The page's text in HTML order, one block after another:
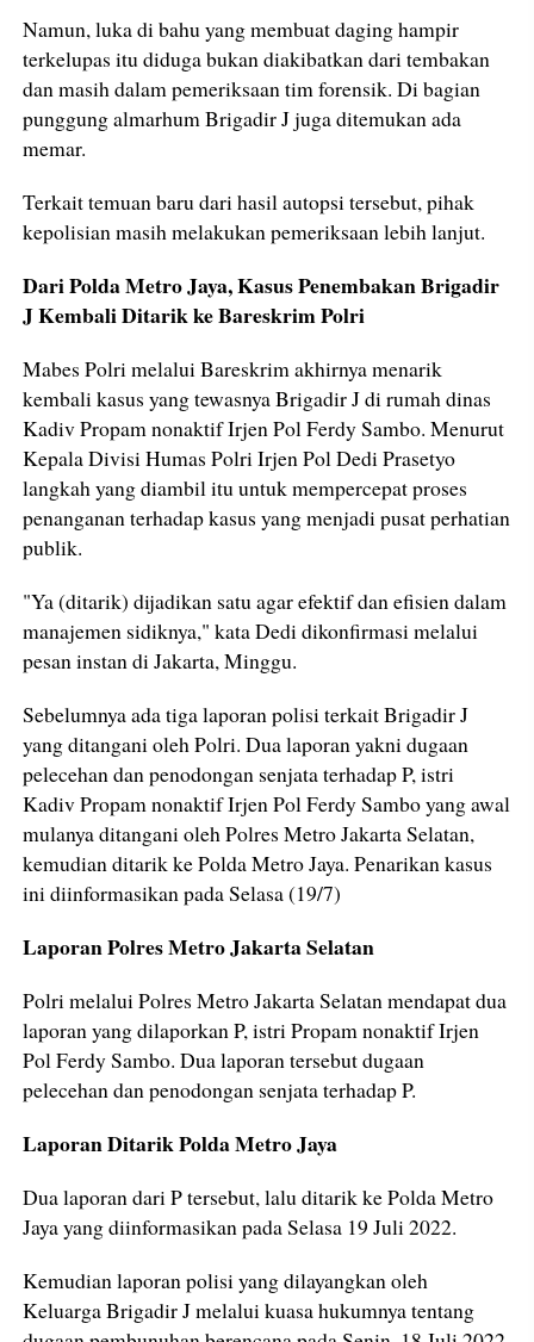
Namun, luka di bahu yang membuat daging hampir
terkelupas itu diduga bukan diakibatkan dari tembakan
dan masih dalam pemeriksaan tim forensik. Di bagian
punggung almarhum Brigadir J juga ditemukan ada
memar.
Terkait temuan baru dari hasil autopsi tersebut, pihak
kepolisian masih melakukan pemeriksaan lebih lanjut.
Dari Polda Metro Jaya, Kasus Penembakan Brigadir
J Kembali Ditarik ke Bareskrim Polri
Mabes Polri melalui Bareskrim akhirnya menarik
kembali kasus yang tewasnya Brigadir J di rumah dinas
Kadiv Propam nonaktif Irjen Pol Ferdy Sambo. Menurut
Kepala Divisi Humas Polri Irjen Pol Dedi Prasetyo
langkah yang diambil itu untuk mempercepat proses
penanganan terhadap kasus yang menjadi pusat perhatian
publik.
"Ya (ditarik) dijadikan satu agar efektif dan efisien dalam
manajemen sidiknya," kata Dedi dikonfirmasi melalui
pesan instan di Jakarta, Minggu.
Sebelumnya ada tiga laporan polisi terkait Brigadir J
yang ditangani oleh Polri. Dua laporan yakni dugaan
pelecehan dan penodongan senjata terhadap P, istri
Kadiv Propam nonaktif Irjen Pol Ferdy Sambo yang awal
mulanya ditangani oleh Polres Metro Jakarta Selatan,
kemudian ditarik ke Polda Metro Jaya. Penarikan kasus
ini diinformasikan pada Selasa (19/7)
Laporan Polres Metro Jakarta Selatan
Polri melalui Polres Metro Jakarta Selatan mendapat dua
laporan yang dilaporkan P, istri Propam nonaktif Irjen
Pol Ferdy Sambo. Dua laporan tersebut dugaan
pelecehan dan penodongan senjata terhadap P.
Laporan Ditarik Polda Metro Jaya
Dua laporan dari P tersebut, lalu ditarik ke Polda Metro
Jaya yang diinformasikan pada Selasa 19 Juli 2022.
Kemudian laporan polisi yang dilayangkan oleh
Keluarga Brigadir J melalui kuasa hukumnya tentang